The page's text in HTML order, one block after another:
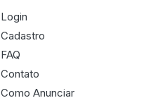
Login
Cadastro
FAQ
Contato
Como Anunciar